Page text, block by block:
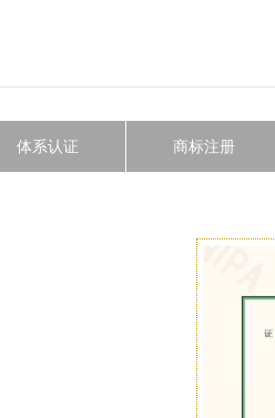
体系认证 商标注册